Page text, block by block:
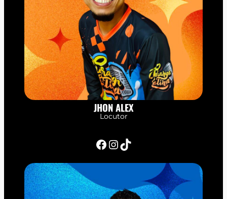
JHON ALEX
Locutor
Facebook InstagramTikTok